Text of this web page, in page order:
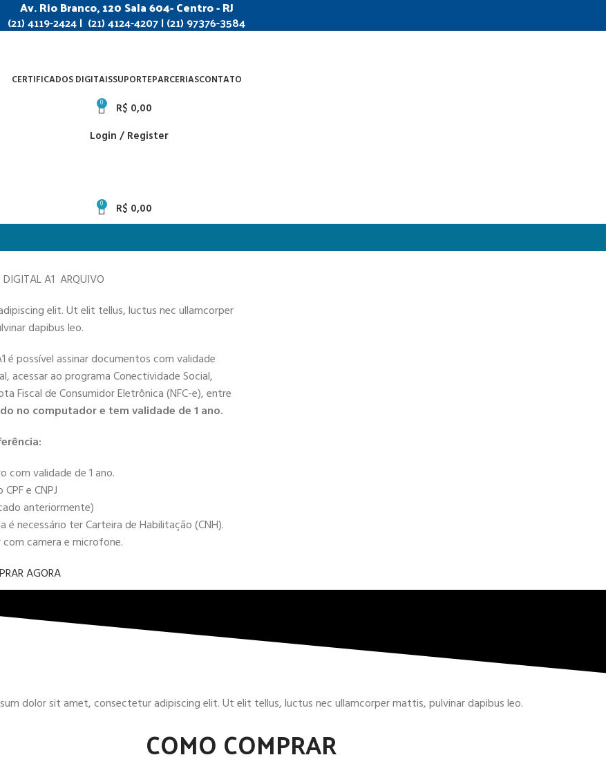
Av. Rio Branco, 120 Sala 604- Centro - RJ
(21) 4119-2424 | (21) 4124-4207 | (21) 97376-3584
CERTIFICADOS DIGITAISSUPORTEPARCERIASCONTATO
0 R$ 0,00
Login / Register
0 R$ 0,00
DIGITAL A1 ARQUIVO
elit. Ut elit tellus, luctus nec ullamcorper
dapibus leo.
é possível assinar documentos com validade
acessar ao programa Conectividade Social,
Fiscal de Consumidor Eletrônica (NFC-e), entre
no computador e tem validade de 1 ano.
com validade de 1 ano.
e CNPJ
anteriormente)
necessário ter Carteira de Habilitação (CNH).
camera e microfone.
AGORA
dolor sit amet, consectetur adipiscing elit. Ut elit tellus, luctus nec ullamcorper mattis, pulvinar dapibus leo.
COMO COMPRAR